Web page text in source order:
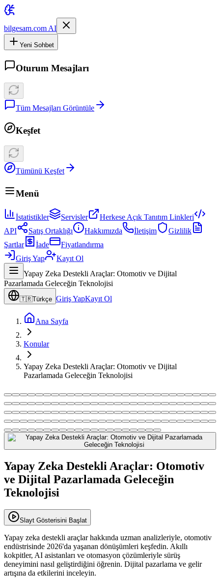
bilgesam.com AI
Yeni Sohbet
Oturum Mesajları
Tüm Mesajları Görüntüle
Keşfet
Tümünü Keşfet
Menü
İstatistikler Servisler
Herkese Açık Tanıtım Linkleri
API
Satış Ortaklığı Hakkımızda İletişim
Gizlilik
Şartlar
İade
Fiyatlandırma
Giriş Yap
Kayıt Ol
Yapay Zeka Destekli Araçlar: Otomotiv ve Dijital
Pazarlamada Geleceğin Teknolojisi
🇹🇷Türkçe Giriş YapKayıt Ol
Ana Sayfa
Konular
Yapay Zeka Destekli Araçlar: Otomotiv ve Dijital
Pazarlamada Geleceğin Teknolojisi
Yapay Zeka Destekli Araçlar: Otomotiv
ve Dijital Pazarlamada Geleceğin
Teknolojisi
Slayt Gösterisini Başlat
Yapay zeka destekli araçlar hakkında uzman analizleriyle, otomotiv
endüstrisinde 2026'da yaşanan dönüşümleri keşfedin. Akıllı
kokpitler, AI asistanları ve otomasyon çözümleriyle sürüş
deneyimini nasıl geliştirdiğini öğrenin. Dijital pazarlama ve gelir
artışına da etkilerini inceleyin.